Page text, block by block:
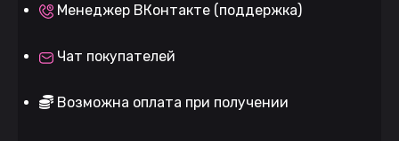
Менеджер ВКонтакте (поддержка)
Чат покупателей
Возможна оплата при получении